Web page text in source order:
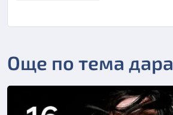
Още по тема дара